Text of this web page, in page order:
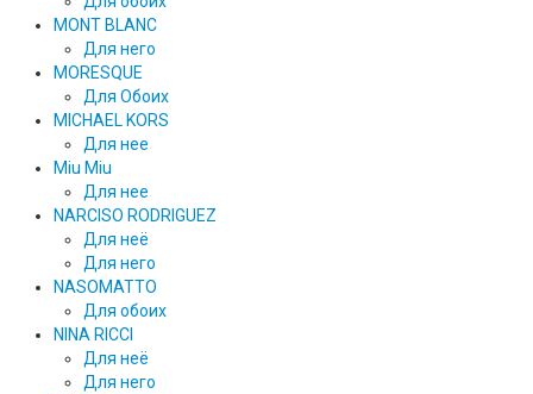
MONT BLANC
Для него
MORESQUE
Для Обоих
MICHAEL KORS
Для нее
Miu Miu
Для нее
NARCISO RODRIGUEZ
Для неё
Для него
NASOMATTO
Для обоих
NINA RICCI
Для неё
Для него